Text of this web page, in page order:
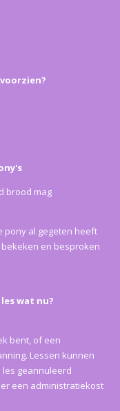
brood mag
pony al gegeten heeft
en besproken
wat nu?
bent, of een
Lessen kunnen
geannuleerd
een administratiekost